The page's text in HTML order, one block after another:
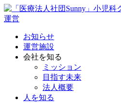
お知らせ
運営施設
会社を知る
ミッション
目指す未来
法人概要
人を知る